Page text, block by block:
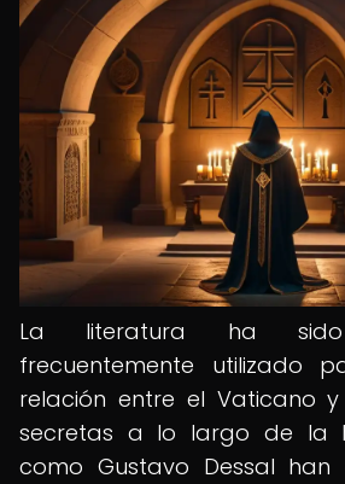
La literatura ha
frecuentemente utilizado
relación entre el Vaticano
secretas a lo largo de la
como Gustavo Dessal